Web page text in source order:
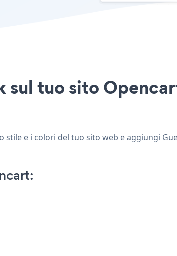
tuo sito
e i colori del tuo sito web e aggiungi